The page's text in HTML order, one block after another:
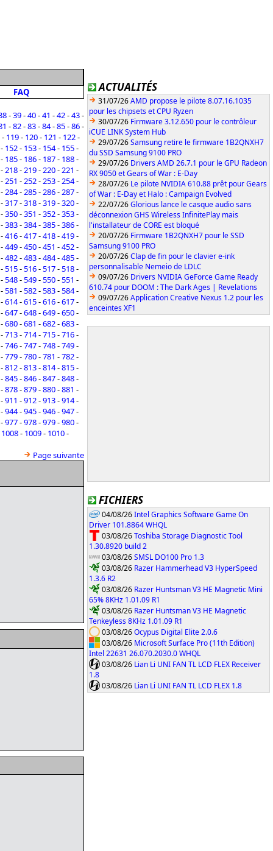
ACTUALITÉS
31/07/26AMD propose le pilote 8.07.16.1035
pour les chipsets et CPU Ryzen
30/07/26 Firmware 3.12.650 pour le contrôleur
iCUE LINK System Hub
29/07/26Samsung retire le firmware 1B2QNXH7
du SSD Samsung 9100 PRO
29/07/26 Drivers AMD 26.7.1 pour le GPU Radeon
RX 9050 et Gears of War : E-Day
28/07/26 Le pilote NVIDIA 610.88 prêt pour Gears
of War : E-Day et Halo : Campaign Evolved
22/07/26Glorious lance le casque audio sans
déconnexion GHS Wireless InfinitePlay mais
l'installateur de CORE est bloqué
20/07/26 Firmware 1B2QNXH7 pour le SSD
Samsung 9100 PRO
20/07/26Clap de fin pour le clavier e-ink
personnalisable Nemeio de LDLC
09/07/26 Drivers NVIDIA GeForce Game Ready
610.74 pour DOOM : The Dark Ages | Revelations
09/07/26Application Creative Nexus 1.2 pour les
enceintes XF1
FICHIERS
04/08/26Intel Graphics Software Game On
Driver 101.8864 WHQL
03/08/26Toshiba Storage Diagnostic Tool
1.30.8920 build 2
03/08/26SMSL DO100 Pro 1.3
03/08/26 Razer Hammerhead V3 HyperSpeed
1.3.6 R2
03/08/26 Razer Huntsman V3 HE Magnetic Mini
65% 8KHz 1.01.09 R1
03/08/26 Razer Huntsman V3 HE Magnetic
Tenkeyless 8KHz 1.01.09 R1
03/08/26Ocypus Digital Elite 2.0.6
03/08/26 Microsoft Surface Pro (11th Edition)
Intel 22631 26.070.2030.0 WHQL
03/08/26 Lian Li UNI FAN TL LCD FLEX Receiver
1.8
03/08/26 Lian Li UNI FAN TL LCD FLEX 1.8
FAQ
-39-40-41 -42-43-
-82-83-84-85-86-
- 119- 120- 121 - 122-
152- 153- 154- 155-
185- 186- 187- 188-
218-219-220-221 -
251 -252-253-254-
284-285-286-287-
317-318-319-320-
350-351 -352-353-
383-384-385-386-
416-417-418-419-
449-450-451 -452-
482-483-484-485-
515-516-517-518-
548-549-550-551 -
581 -582-583-584-
614-615-616-617-
647-648-649-650-
680-681 -682-683-
713-714-715-716-
746-747-748-749-
779-780-781 -782-
812-813-814-815-
845-846-847-848-
878-879-880-881 -
911 -912-913-914-
944-945-946-947-
977-978-979-980-
1008- 1009- 1010-
Page suivante